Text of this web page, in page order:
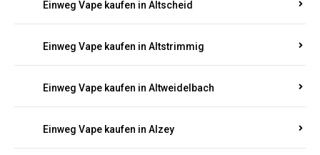
Einweg Vape kaufen in Altscheid
Einweg Vape kaufen in Altstrimmig
Einweg Vape kaufen in Altweidelbach
Einweg Vape kaufen in Alzey